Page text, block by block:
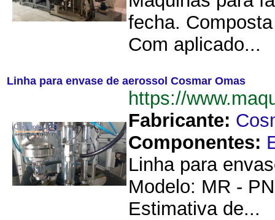
fecha.
Com aplicado...
Linha para envase de aerossol Cosmar Omas
https://
Fabricante:
Componentes:
Linha para
Modelo: MR -
Estimativa de...